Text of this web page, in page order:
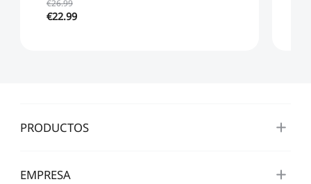
€26.99
€22.99
PRODUCTOS
EMPRESA